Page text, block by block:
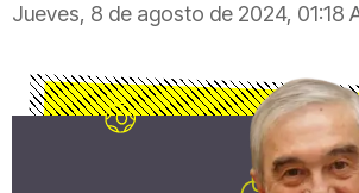
Jueves, 8 de agosto de 2024, 01:18